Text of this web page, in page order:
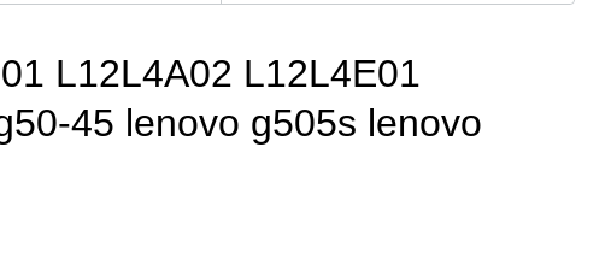
L12L4A02 L12L4E01
45 lenovo g505s lenovo